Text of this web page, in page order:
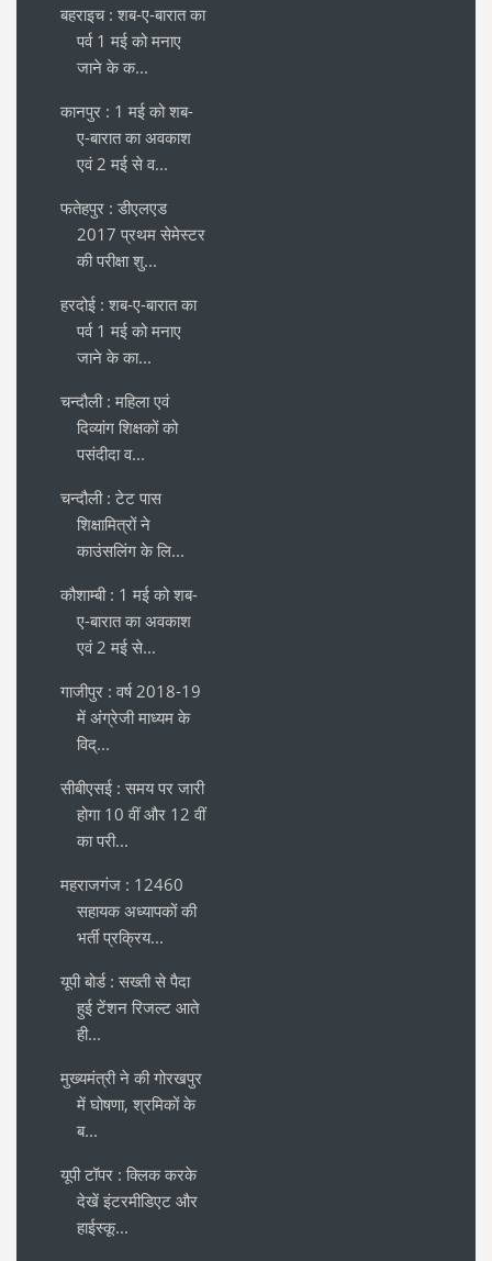
बहराइच : शब-ए-बारात का
पर्व 1 मई को मनाए
जाने के क...
कानपुर : 1 मई को शब-
ए-बारात का अवकाश
एवं 2 मई से व...
फतेहपुर : डीएलएड
2017 प्रथम सेमेस्टर
की परीक्षा शु...
हरदोई : शब-ए-बारात का
पर्व 1 मई को मनाए
जाने के का...
चन्दौली : महिला एवं
दिव्यांग शिक्षकों को
पसंदीदा व...
चन्दौली : टेट पास
शिक्षामित्रों ने
काउंसलिंग के लि...
कौशाम्बी : 1 मई को शब-
ए-बारात का अवकाश
एवं 2 मई से...
गाजीपुर : वर्ष 2018-19
में अंग्रेजी माध्यम के
विद्...
सीबीएसई : समय पर जारी
होगा 10 वीं और 12 वीं
का परी...
महराजगंज : 12460
सहायक अध्यापकों की
भर्ती प्रक्रिय...
यूपी बोर्ड : सख्ती से पैदा
हुई टेंशन रिजल्ट आते
ही...
मुख्यमंत्री ने की गोरखपुर
में घोषणा, श्रमिकों के
ब...
यूपी टॉपर : क्लिक करके
देखें इंटरमीडिएट और
हाईस्कू...